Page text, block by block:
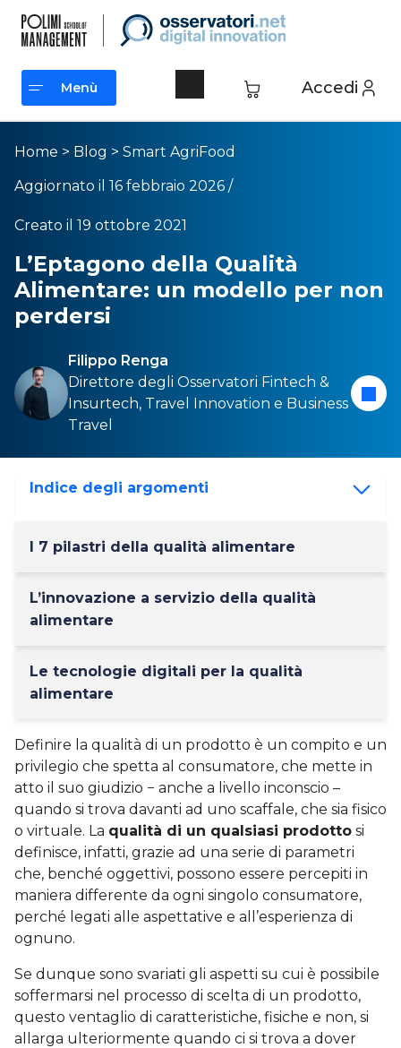
Accedi
Menù
Menù
Home > Blog > Smart AgriFood
Aggiornato il 16 febbraio 2026 /
Creato il 19 ottobre 2021
L’Eptagono della Qualità
Alimentare: un modello per non
perdersi
Filippo Renga
Direttore degli Osservatori Fintech &
Insurtech, Travel Innovation e Business
Travel
Indice degli argomenti
I 7 pilastri della qualità alimentare
L’innovazione a servizio della qualità
alimentare
Le tecnologie digitali per la qualità
alimentare
Definire la qualità di un prodotto è un compito e un
privilegio che spetta al consumatore, che mette in
atto il suo giudizio − anche a livello inconscio –
quando si trova davanti ad uno scaffale, che sia fisico
o virtuale. La qualità di un qualsiasi prodotto si
definisce, infatti, grazie ad una serie di parametri
che, benché oggettivi, possono essere percepiti in
maniera differente da ogni singolo consumatore,
perché legati alle aspettative e all’esperienza di
ognuno.
Se dunque sono svariati gli aspetti su cui è possibile
soffermarsi nel processo di scelta di un prodotto,
questo ventaglio di caratteristiche, fisiche e non, si
allarga ulteriormente quando ci si trova a dover